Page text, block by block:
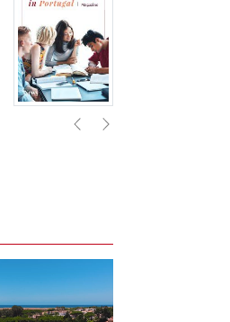
Previous
Next